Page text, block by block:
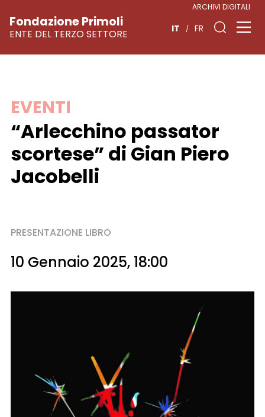
Vai
contenuto
Fondazione Primoli
ENTE DEL TERZO SETTORE
ARCHIVI DIGITALI
IT FR
EVENTI
“Arlecchino passator
scortese” di Gian Piero
Jacobelli
PRESENTAZIONE LIBRO
10 Gennaio 2025, 18:00